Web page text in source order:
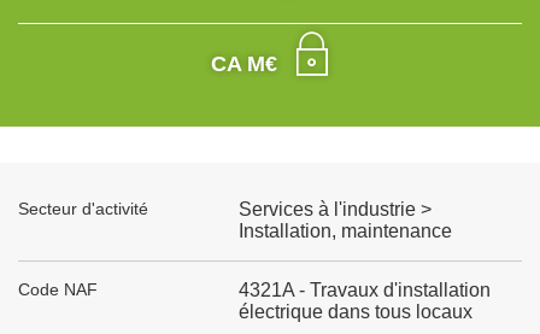
CA M€
Secteur d'activité
Services à l'industrie >
Installation, maintenance
Code NAF
4321A - Travaux d'installation
électrique dans tous locaux